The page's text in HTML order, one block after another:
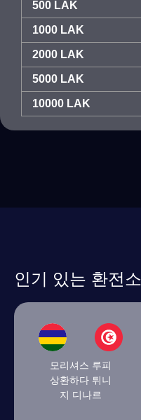
500 LAK
1000 LAK
2000 LAK
5000 LAK
10000 LAK
인기 있는 환전소
모리셔스 루피
상환하다 튀니
지 디나르